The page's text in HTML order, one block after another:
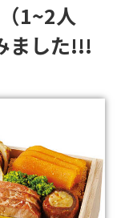
1~2人
ました!!!